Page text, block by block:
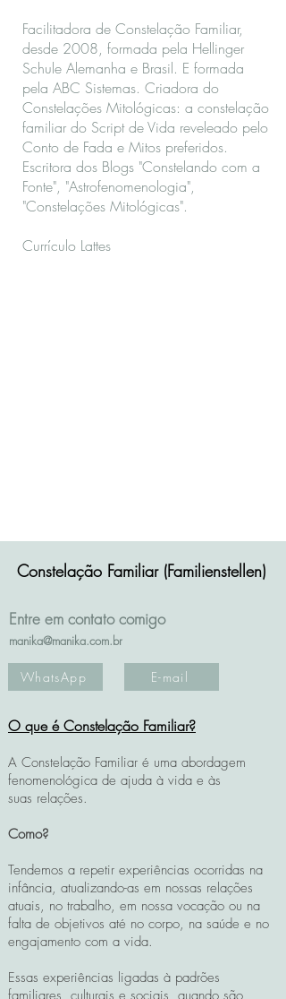
Facilitadora de Constelação Familiar,
desde 2008, formada pela Hellinger
Schule Alemanha e Brasil. E formada
pela ABC Sistemas. Criadora do
Constelações Mitológicas: a constelação
familiar do Script de Vida reveleado pelo
Conto de Fada e Mitos preferidos.
Escritora dos Blogs "Constelando com a
Fonte", "Astrofenomenologia",
"Constelações Mitológicas". ​
Currículo Lattes
Constelação Familiar (Familienstellen)
Entre em contato comigo
manika@manika.com.br
WhatsApp E-mail
O que é Constelação Familiar?
A Constelação Familiar é uma abordagem
fenomenológica de ajuda à vida e às
suas relações.
Como?
Tendemos a repetir experiências ocorridas na
infância, atualizando-as em nossas relações
atuais, no trabalho, em nossa vocação ou na
falta de objetivos até no corpo, na saúde e no
engajamento com a vida.
Essas experiências ligadas à padrões
familiares, culturais e sociais, quando são